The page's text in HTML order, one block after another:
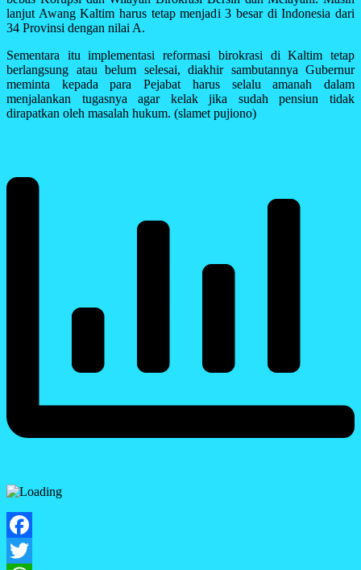
lanjut Awang Kaltim harus tetap menjadi 3 besar di Indonesia dari
34 Provinsi dengan nilai A.
Sementara itu implementasi reformasi birokrasi di Kaltim tetap
berlangsung atau belum selesai, diakhir sambutannya Gubernur
meminta kepada para Pejabat harus selalu amanah dalam
menjalankan tugasnya agar kelak jika sudah pensiun tidak
dirapatkan oleh masalah hukum. (slamet pujiono)
Facebook